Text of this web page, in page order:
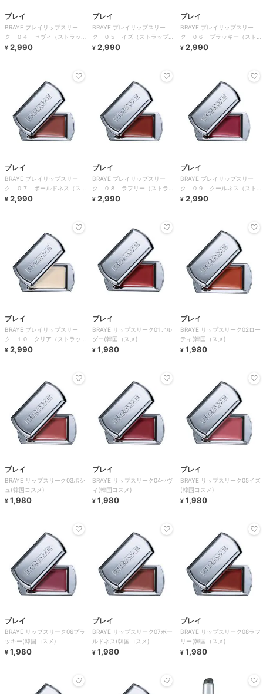
ブレイ
BRAYE ブレイリップスリー
ク ０４ セヴィ（ストラップ
ロングセット）
¥ 2,990
ブレイ
BRAYE ブレイリップスリー
ク ０５ イズ（ストラップロ
ングセット）
¥ 2,990
ブレイ
BRAYE ブレイリップスリー
ク ０６ プラッキー（ストラ
ップロングセット）
¥ 2,990
ブレイ
BRAYE ブレイリップスリー
ク ０７ ボールドネス（スト
ラップロングセット）
¥ 2,990
ブレイ
BRAYE ブレイリップスリー
ク ０８ ラフリー（ストラッ
プロングセット）
¥ 2,990
ブレイ
BRAYE ブレイリップスリー
ク ０９ クールネス（ストラ
ップロングセット）
¥ 2,990
ブレイ
BRAYE ブレイリップスリー
ク １０ クリア（ストラップ
ロングセット）
¥ 2,990
ブレイ
BRAYE リップスリーク01アル
ダー(韓国コスメ)
¥ 1,980
ブレイ
BRAYE リップスリーク02ロー
ティ(韓国コスメ)
¥ 1,980
ブレイ
BRAYE リップスリーク03ポシ
ュ(韓国コスメ)
¥ 1,980
ブレイ
BRAYE リップスリーク04セヴ
ィ(韓国コスメ)
¥ 1,980
ブレイ
BRAYE リップスリーク05イズ
(韓国コスメ)
¥ 1,980
ブレイ
BRAYE リップスリーク06プラ
ッキー(韓国コスメ)
¥ 1,980
ブレイ
BRAYE リップスリーク07ボー
ルドネス(韓国コスメ)
¥ 1,980
ブレイ
BRAYE リップスリーク08ラフ
リー(韓国コスメ)
¥ 1,980